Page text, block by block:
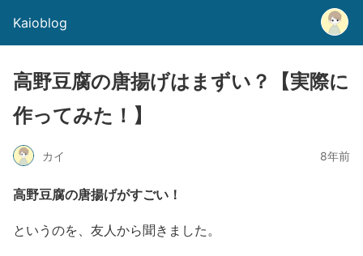
Kaioblog
高野豆腐の唐揚げはまずい？【実際に
作ってみた！】
カイ 8年前
高野豆腐の唐揚げがすごい！
というのを、友人から聞きました。